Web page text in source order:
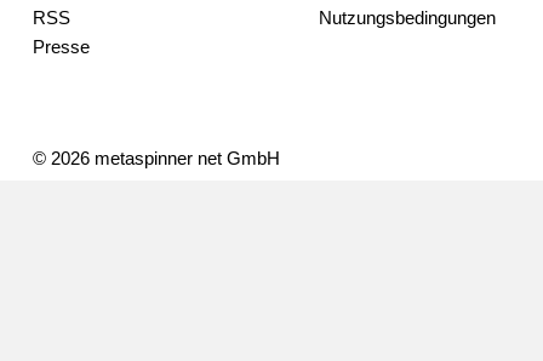
RSS
Presse
Nutzungsbedingungen
© 2026 metaspinner net GmbH